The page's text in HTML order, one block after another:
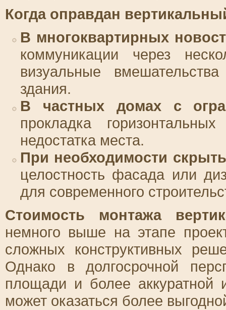
Когда оправдан
В многоквартирных
коммуникации через
визуальные
здания.
В частных домах с
прокладка
недостатка места.
При необходимости
целостность фасада или
для современного
Стоимость монтажа
немного выше на этапе
сложных конструктивных
Однако в долгосрочной
площади и более аккуратной
может оказаться более